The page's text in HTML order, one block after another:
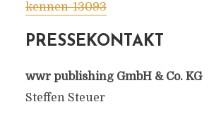
kennen-13093
PRESSEKONTAKT
wwr publishing GmbH & Co. KG
Steffen Steuer